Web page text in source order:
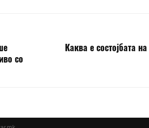
со
Каква е состојбата